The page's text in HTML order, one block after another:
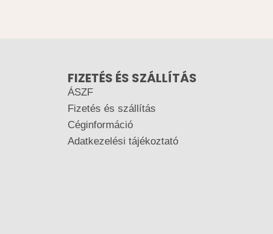
FIZETÉS ÉS SZÁLLÍTÁS
ÁSZF
Fizetés és szállítás
Céginformáció
Adatkezelési tájékoztató